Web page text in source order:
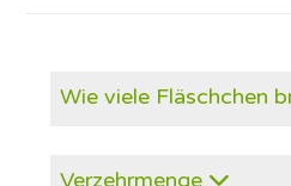
Wie viele Fläschchen
Verzehrmenge